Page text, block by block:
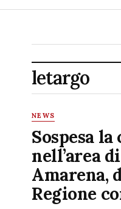
letargo
NEWS
Sospesa
nell’area
Amarena,
Regione